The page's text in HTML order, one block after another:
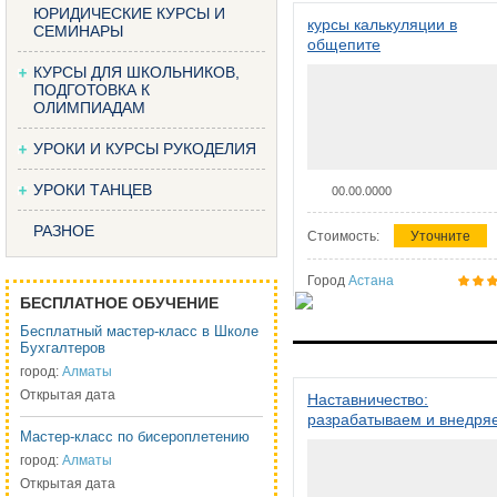
ЮРИДИЧЕСКИЕ КУРСЫ И
СЕМИНАРЫ
КУРСЫ ДЛЯ ШКОЛЬНИКОВ,
ПОДГОТОВКА К
ОЛИМПИАДАМ
УРОКИ И КУРСЫ РУКОДЕЛИЯ
УРОКИ ТАНЦЕВ
РАЗНОЕ
БЕСПЛАТНОЕ ОБУЧЕНИЕ
Бесплатный мастер-класс в Школе
Бухгалтеров
город: Алматы
Открытая дата
Мастер-класс по бисероплетению
город: Алматы
Открытая дата
курсы калькуляции в
общепите
00.00.0000
Стоимость: Уточните
Город Астана
Наставничество:
разрабатываем и